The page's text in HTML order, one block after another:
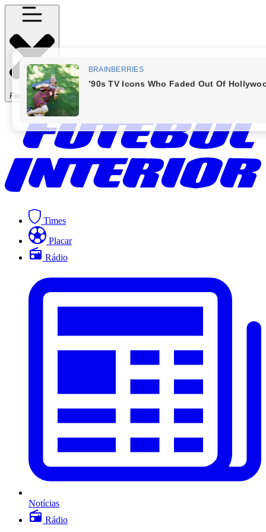
Fechar Menu
Times
Placar
Rádio
Notícias
Rádio